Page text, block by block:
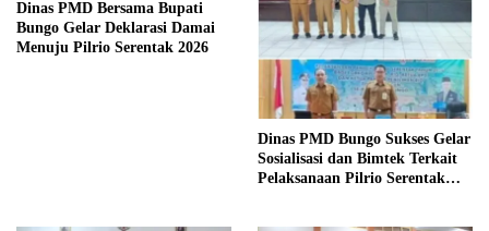
Dinas PMD Bersama Bupati
Bungo Gelar Deklarasi Damai
Menuju Pilrio Serentak 2026
Dinas PMD Bungo Sukses Gelar
Sosialisasi dan Bimtek Terkait
Pelaksanaan Pilrio Serentak